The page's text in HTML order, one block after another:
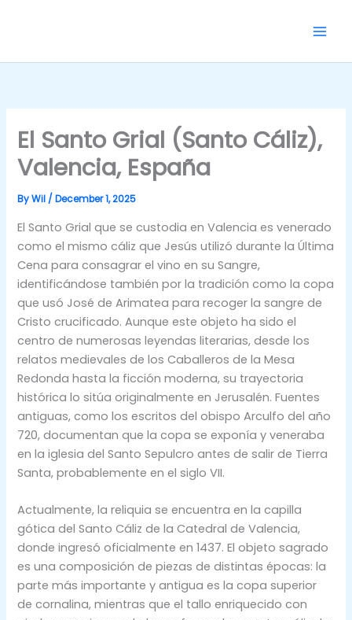
El Santo Grial (Santo Cáliz),
Valencia, España
ByWil /December 1, 2025
El Santo Grial que se custodia en Valencia es venerado
como el mismo cáliz que Jesús utilizó durante la Última
Cena para consagrar el vino en su Sangre,
identificándose también por la tradición como la copa
que usó José de Arimatea para recoger la sangre de
Cristo crucificado. Aunque este objeto ha sido el
centro de numerosas leyendas literarias, desde los
relatos medievales de los Caballeros de la Mesa
Redonda hasta la ficción moderna, su trayectoria
histórica lo sitúa originalmente en Jerusalén. Fuentes
antiguas, como los escritos del obispo Arculfo del año
720, documentan que la copa se exponía y veneraba
en la iglesia del Santo Sepulcro antes de salir de Tierra
Santa, probablemente en el siglo VII.
Actualmente, la reliquia se encuentra en la capilla
gótica del Santo Cáliz de la Catedral de Valencia,
donde ingresó oficialmente en 1437. El objeto sagrado
es una composición de piezas de distintas épocas: la
parte más importante y antigua es la copa superior
de cornalina, mientras que el tallo enriquecido con